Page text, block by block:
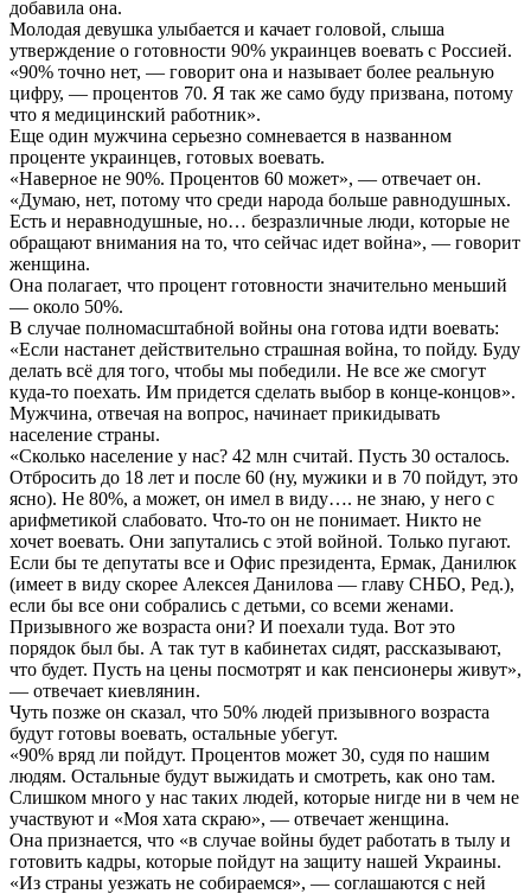
добавила она.
Молодая девушка улыбается и качает головой, слыша
утверждение о готовности 90% украинцев воевать с Россией.
«90% точно нет, — говорит она и называет более реальную
цифру, — процентов 70. Я так же само буду призвана, потому
что я медицинский работник».
Еще один мужчина серьезно сомневается в названном
проценте украинцев, готовых воевать.
«Наверное не 90%. Процентов 60 может», — отвечает он.
«Думаю, нет, потому что среди народа больше равнодушных.
Есть и неравнодушные, но… безразличные люди, которые не
обращают внимания на то, что сейчас идет война», — говорит
женщина.
Она полагает, что процент готовности значительно меньший
— около 50%.
В случае полномасштабной войны она готова идти воевать:
«Если настанет действительно страшная война, то пойду. Буду
делать всё для того, чтобы мы победили. Не все же смогут
куда-то поехать. Им придется сделать выбор в конце-концов».
Мужчина, отвечая на вопрос, начинает прикидывать
население страны.
«Сколько население у нас? 42 млн считай. Пусть 30 осталось.
Отбросить до 18 лет и после 60 (ну, мужики и в 70 пойдут, это
ясно). Не 80%, а может, он имел в виду…. не знаю, у него с
арифметикой слабовато. Что-то он не понимает. Никто не
хочет воевать. Они запутались с этой войной. Только пугают.
Если бы те депутаты все и Офис президента, Ермак, Данилюк
(имеет в виду скорее Алексея Данилова — главу СНБО, Ред.),
если бы все они собрались с детьми, со всеми женами.
Призывного же возраста они? И поехали туда. Вот это
порядок был бы. А так тут в кабинетах сидят, рассказывают,
что будет. Пусть на цены посмотрят и как пенсионеры живут»,
— отвечает киевлянин.
Чуть позже он сказал, что 50% людей призывного возраста
будут готовы воевать, остальные убегут.
«90% вряд ли пойдут. Процентов может 30, судя по нашим
людям. Остальные будут выжидать и смотреть, как оно там.
Слишком много у нас таких людей, которые нигде ни в чем не
участвуют и «Моя хата скраю», — отвечает женщина.
Она признается, что «в случае войны будет работать в тылу и
готовить кадры, которые пойдут на защиту нашей Украины.
«Из страны уезжать не собираемся», — соглашаются с ней